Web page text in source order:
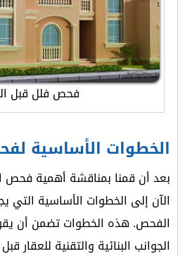
فحص فلل قبل
الخطوات الأساسية
بعد أن قمنا بمناقشة أهمية فحص
الآن إلى الخطوات الأساسية التي
الفحص. هذه الخطوات تضمن أن
الجوانب البنائية والتقنية للعقار